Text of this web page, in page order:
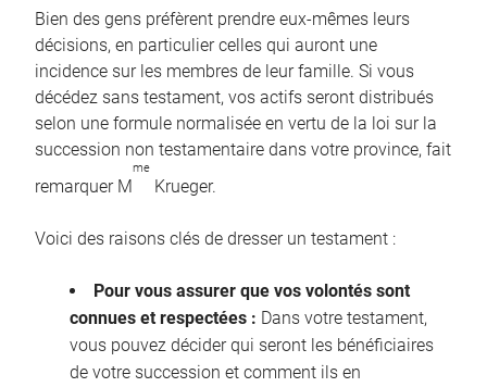
Bien des gens préfèrent prendre eux-mêmes leurs
décisions, en particulier celles qui auront une
incidence sur les membres de leur famille. Si vous
décédez sans testament, vos actifs seront distribués
selon une formule normalisée en vertu de la loi sur la
succession non testamentaire dans votre province, fait
remarquer M
me
Krueger.
Voici des raisons clés de dresser un testament :
Pour vous assurer que vos volontés sont
connues et respectées : Dans votre testament,
vous pouvez décider qui seront les bénéficiaires
de votre succession et comment ils en